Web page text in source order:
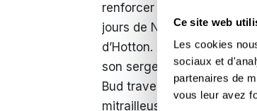
Ce site web
Les cookies
sociaux et
partenaires de
vous leur avez
renforcer le 517e régiment
jours de Noël, sa
d’Hotton. À peine Bud
son sergent mourir d’une
Bud traversa neige et
mitrailleuses et contribua